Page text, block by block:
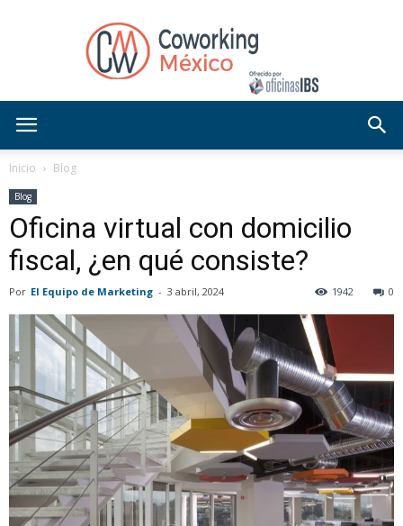
OficinasIBS
Inicio Blog
Blog
Oficina virtual con domicilio
fiscal, ¿en qué consiste?
Por El Equipo de Marketing - 3 abril, 2024 0
1942